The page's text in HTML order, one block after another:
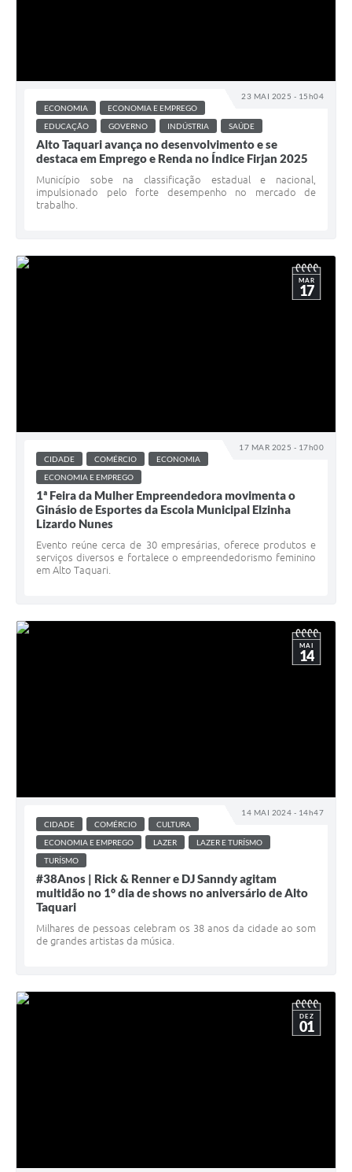
23 MAI 2025 - 15h04
ECONOMIA
ECONOMIA E EMPREGO
EDUCAÇÃO
GOVERNO INDÚSTRIA SAÚDE
Alto Taquari avança no desenvolvimento e se
destaca em Emprego e Renda no Índice Firjan 2025
Município sobe na classificação estadual e nacional,
impulsionado pelo forte desempenho no mercado de
trabalho.
17 MAR 2025 - 17h00
MAR
17
CIDADE COMÉRCIO
ECONOMIA
ECONOMIA E EMPREGO
1ª Feira da Mulher Empreendedora movimenta o
Ginásio de Esportes da Escola Municipal Elzinha
Lizardo Nunes
Evento reúne cerca de 30 empresárias, oferece produtos e
serviços diversos e fortalece o empreendedorismo feminino
em Alto Taquari.
14 MAI 2024 - 14h47
MAI
14
CIDADE COMÉRCIO
CULTURA
ECONOMIA E EMPREGO
LAZER
LAZER E TURÍSMO
TURÍSMO
#38Anos | Rick & Renner e DJ Sanndy agitam
multidão no 1° dia de shows no aniversário de Alto
Taquari
Milhares de pessoas celebram os 38 anos da cidade ao som
de grandes artistas da música.
DEZ
01